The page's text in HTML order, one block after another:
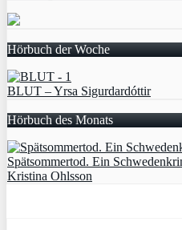
Hörbuch der Woche
BLUT – Yrsa Sigurdardóttir
Hörbuch des Monats
Spätsommertod. Ein
Kristina Ohlsson